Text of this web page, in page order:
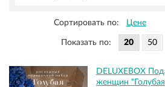
Сортировать по: Цене
Показать по:
DELUXEBOX
женщин "Голубая